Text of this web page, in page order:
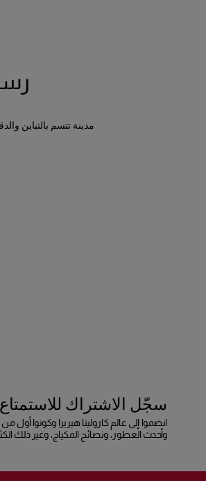
مدينة تتسم بالتباين
سجّل الاشتراك للاستمتاع
انضموا إلى عالم كارولينا هيريرا وكونوا
وأحدث العطور، ونصائح المكياج، وغير ذلك